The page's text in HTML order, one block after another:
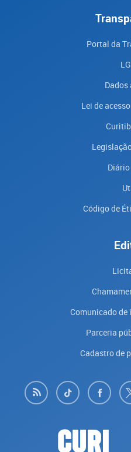
Portal da
Dados
Lei de
Código de
Comunicado de
Parceria
Cadastro de